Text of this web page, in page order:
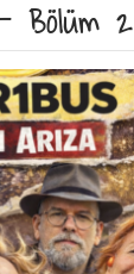
Bölüm 2